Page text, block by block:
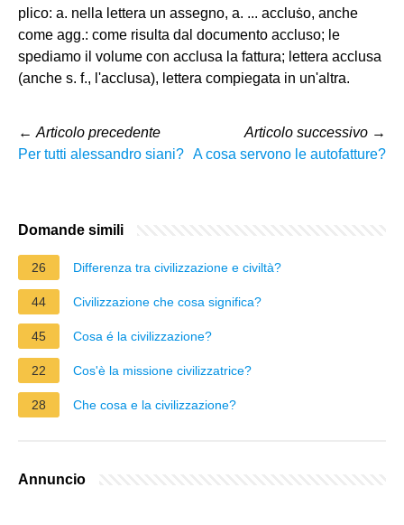
plico: a. nella lettera un assegno, a. ... accluṡo, anche
come agg.: come risulta dal documento accluso; le
spediamo il volume con acclusa la fattura; lettera acclusa
(anche s. f., l'acclusa), lettera compiegata in un'altra.
← Articolo precedente
Per tutti alessandro siani?
Articolo successivo →
A cosa servono le autofatture?
Domande simili
26 Differenza tra civilizzazione e civiltà?
44 Civilizzazione che cosa significa?
45 Cosa é la civilizzazione?
22 Cos'è la missione civilizzatrice?
28 Che cosa e la civilizzazione?
Annuncio